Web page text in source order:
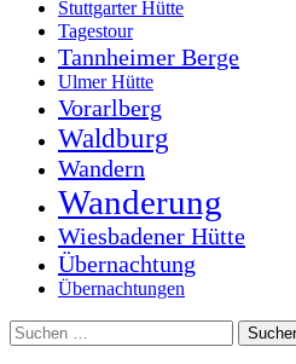
Stuttgarter Hütte
Tagestour
Tannheimer Berge
Ulmer Hütte
Vorarlberg
Waldburg
Wandern
Wanderung
Wiesbadener Hütte
Übernachtung
Übernachtungen
Suchen
nach: